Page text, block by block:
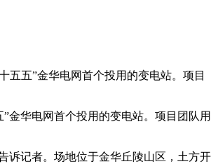
五”金华电网首个投用的变电站。项目
华电网首个投用的变电站。项目团队用
诉记者。场地位于金华丘陵山区，土方开